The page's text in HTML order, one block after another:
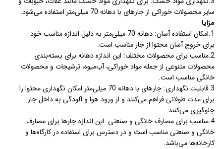
سایر محصولات خوراکی از جارهای با دهانه 70 میلی‌متر استفاده می‌شود.
مزایا
1.امکان استفاده آسان: دهانه 70 میلی‌متر به دلیل اندازه مناسب خود
برای خروج آسان محتوا از جار مناسب است.
2.مناسب برای محصولات مختلف: این اندازه دهانه برای بسته‌بندی
محصولات متنوعی از جمله مواد خوراکی، آب‌میوه، ترشیجات و محصولات
خانگی مناسب است.
3.قابلیت نگهداری: جارهای با دهانه 70 میلی‌متر امکان نگهداری محتوا را
برای مدت طولانی فراهم می‌کنند و از ورود هوا و آلودگی به داخل جار
جلوگیری می‌کنند.
4.مناسب برای مصارف خانگی و صنعتی: این اندازه جارها برای مصارف
خانگی و صنعتی مناسب است و در دسترس برای استفاده در کارگاه‌ها و
کارخانه‌ها می‌باشد.